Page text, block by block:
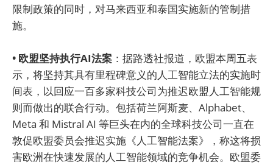
限制政策的同时，对马来西亚和泰国实施新的管制措
施。
• 欧盟坚持执行AI法案 ：据路透社报道，欧盟本周五表
示，将坚持其具有里程碑意义的人工智能立法的实施时
间表，以回应一百多家科技公司为推迟欧盟人工智能规
则而做出的联合行动。包括荷兰阿斯麦、Alphabet、
Meta 和 Mistral AI 等巨头在内的全球科技公司一直在
敦促欧盟委员会推迟实施《人工智能法案》，称这将损
害欧洲在快速发展的人工智能领域的竞争机会。欧盟委